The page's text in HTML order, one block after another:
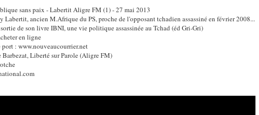
sans paix - Labertit Aligre FM (1) - 27 mai 2013
Labertit, ancien M.Afrique du PS, proche de l'opposant tchadien assassiné en février 2008...
de son livre IBNI, une vie politique assassinée au Tchad (éd Gri-Gri)
en ligne
port : www.nouveaucourrier.net
Liberté sur Parole (Aligre FM)